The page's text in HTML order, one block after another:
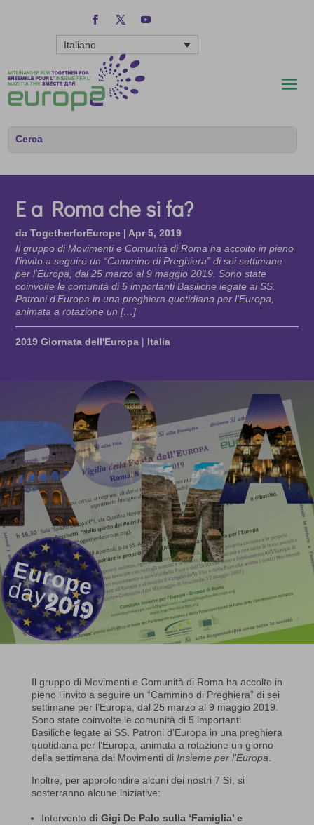
Italiano
E a Roma che si fa?
daTogetherforEurope | Apr 5, 2019
Il gruppo di Movimenti e Comunità di Roma ha accolto in pieno
l’invito a seguire un “Cammino di Preghiera” di sei settimane
per l’Europa, dal 25 marzo al 9 maggio 2019. Sono state
coinvolte le comunità di 5 importanti Basiliche legate ai SS.
Patroni d’Europa in una preghiera quotidiana per l’Europa,
animata a rotazione un […]
2019 Giornata dell'Europa | Italia
Il gruppo di Movimenti e Comunità di Roma ha accolto in
pieno l’invito a seguire un “Cammino di Preghiera” di sei
settimane per l’Europa, dal 25 marzo al 9 maggio 2019.
Sono state coinvolte le comunità di 5 importanti
Basiliche legate ai SS. Patroni d’Europa in una preghiera
quotidiana per l’Europa, animata a rotazione un giorno
della settimana dai Movimenti di Insieme per l’Europa.
Inoltre, per approfondire alcuni dei nostri 7 Sì, si
sosterranno alcune iniziative:
Intervento di Gigi De Palo sulla ‘Famiglia’ e